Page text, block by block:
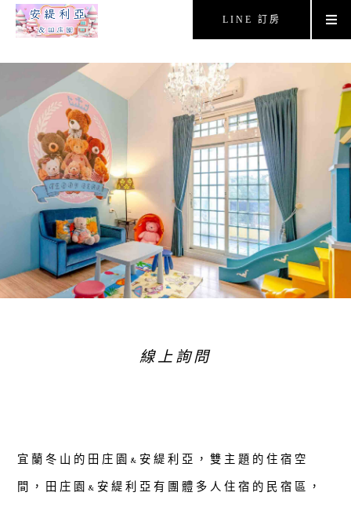
LINE 訂房
線上詢問
宜蘭冬山的田庄園&安緹利亞，雙主題的住宿空
間，田庄園&安緹利亞有團體多人住宿的民宿區，